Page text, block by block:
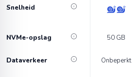
Snelheid
NVMe-opslag 50 GB
Dataverkeer Onbeperkt